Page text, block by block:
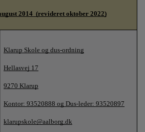
2014  (revideret oktober 2022)
Klarup Skole og dus-ordning
Hellasvej 17
9270 Klarup
Kontor: 93520888 og Dus-leder: 93520897
klarupskole@aalborg.dk